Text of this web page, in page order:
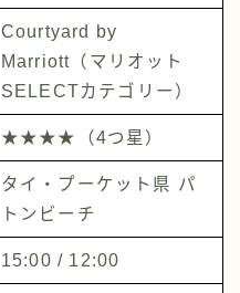
Courtyard by
Marriott（マリオット
SELECTカテゴリー）
★★★★（4つ星）
タイ・プーケット県 パ
トンビーチ
15:00 / 12:00